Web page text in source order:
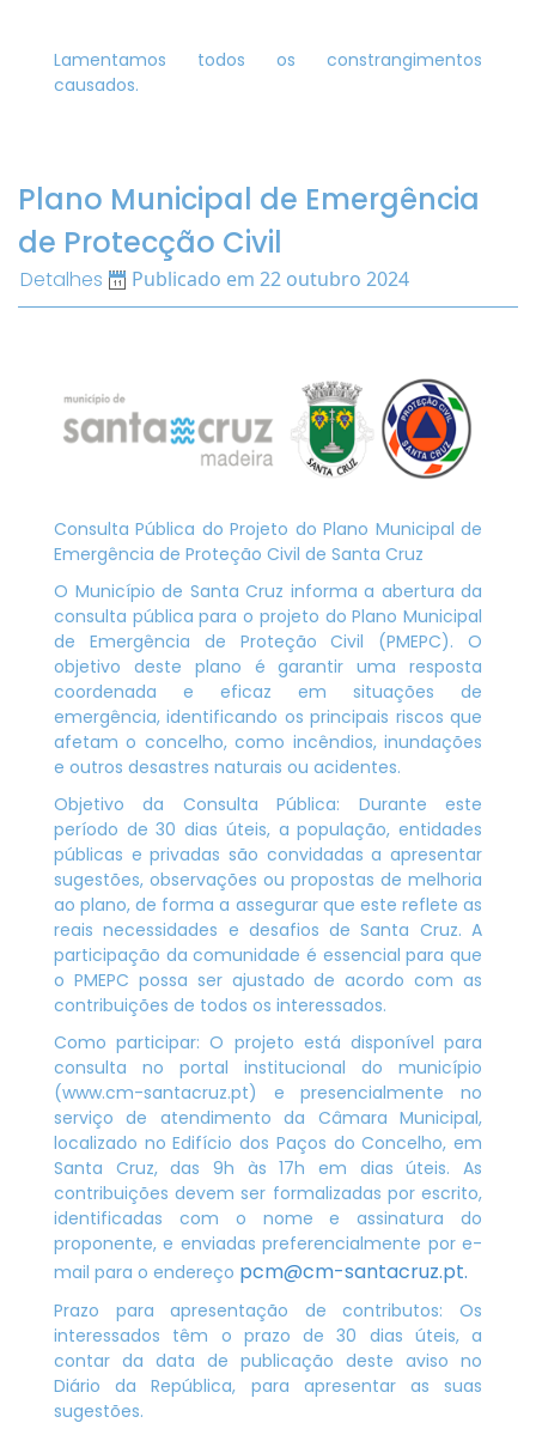
Lamentamos todos os constrangimentos
causados.
Plano Municipal de Emergência
de Protecção Civil
Detalhes Publicado em 22 outubro 2024
Consulta Pública do Projeto do Plano Municipal de
Emergência de Proteção Civil de Santa Cruz
O Município de Santa Cruz informa a abertura da
consulta pública para o projeto do Plano Municipal
de Emergência de Proteção Civil (PMEPC). O
objetivo deste plano é garantir uma resposta
coordenada e eficaz em situações de
emergência, identificando os principais riscos que
afetam o concelho, como incêndios, inundações
e outros desastres naturais ou acidentes.
Objetivo da Consulta Pública: Durante este
período de 30 dias úteis, a população, entidades
públicas e privadas são convidadas a apresentar
sugestões, observações ou propostas de melhoria
ao plano, de forma a assegurar que este reflete as
reais necessidades e desafios de Santa Cruz. A
participação da comunidade é essencial para que
o PMEPC possa ser ajustado de acordo com as
contribuições de todos os interessados.
Como participar: O projeto está disponível para
consulta no portal institucional do município
(www.cm-santacruz.pt) e presencialmente no
serviço de atendimento da Câmara Municipal,
localizado no Edifício dos Paços do Concelho, em
Santa Cruz, das 9h às 17h em dias úteis. As
contribuições devem ser formalizadas por escrito,
identificadas com o nome e assinatura do
proponente, e enviadas preferencialmente por e-
mail para o endereço pcm@cm-santacruz.pt.
Prazo para apresentação de contributos: Os
interessados têm o prazo de 30 dias úteis, a
contar da data de publicação deste aviso no
Diário da República, para apresentar as suas
sugestões.